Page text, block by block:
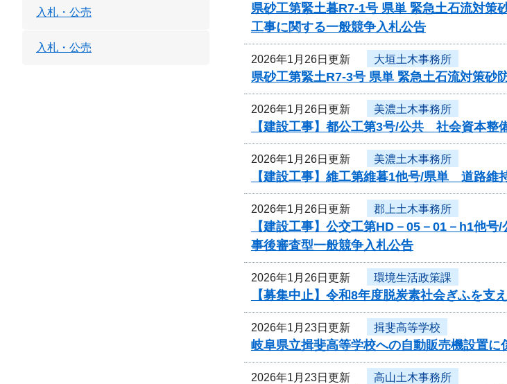
県砂工第緊土暮R7-1号 県単 緊急土石流対
工事に関する一般競争入札公告
2026年1月26日更新 大垣土木事務所
県砂工第緊土R7-3号 県単 緊急土石流対策
2026年1月26日更新 美濃土木事務所
【建設工事】都公工第3号/公共 社会資本整
2026年1月26日更新 美濃土木事務所
【建設工事】維工第維暮1他号/県単 道路維
2026年1月26日更新 郡上土木事務所
【建設工事】公交工第HD－05－01－h1他
事後審査型一般競争入札公告
2026年1月26日更新 環境生活政策課
【募集中止】令和8年度脱炭素社会ぎふを
2026年1月23日更新 揖斐高等学校
岐阜県立揖斐高等学校への自動販売機設置に
2026年1月23日更新 高山土木事務所
入札・公売
入札・公売